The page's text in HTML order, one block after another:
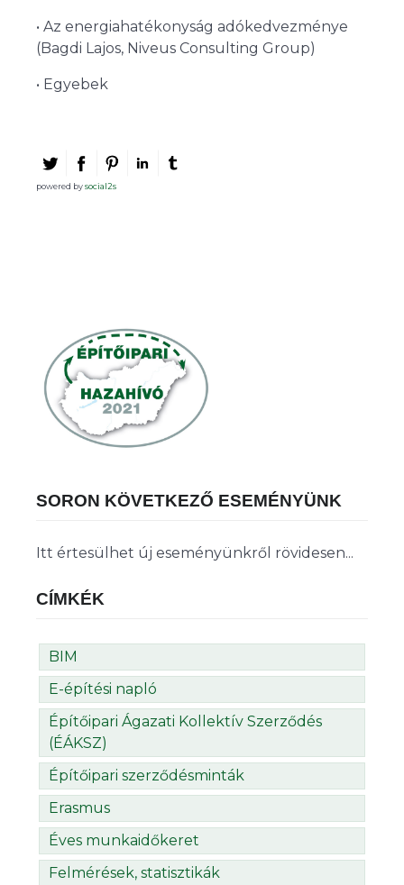
• Az energiahatékonyság adókedvezménye
(Bagdi Lajos, Niveus Consulting Group)
• Egyebek
powered bysocial2s
SORON KÖVETKEZŐ ESEMÉNYÜNK
Itt értesülhet új eseményünkről rövidesen...
CÍMKÉK
BIM
E-építési napló
Építőipari Ágazati Kollektív Szerződés
(ÉÁKSZ)
Építőipari szerződésminták
Erasmus
Éves munkaidőkeret
Felmérések, statisztikák